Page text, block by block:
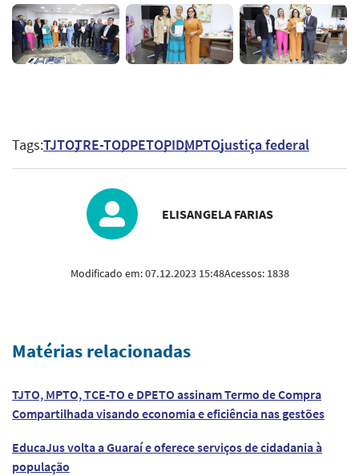
Tags:TJTOTRE-TODPETOPIDMPTOjustiça federal
ELISANGELA FARIAS
Modificado em:07.12.2023 15:48Acessos: 1838
Matérias relacionadas
TJTO, MPTO, TCE-TO e DPETO assinam Termo de Compra
Compartilhada visando economia e eficiência nas gestões
EducaJus volta a Guaraí e oferece serviços de cidadania à
população